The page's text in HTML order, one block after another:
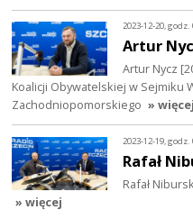
2023-12-20, godz.
Artur
Artur Nycz
Koalicji Obywatelskiej w Sejmiku
Zachodniopomorskiego » więcej
2023-12-19, godz.
Rafał
Rafał
» więcej